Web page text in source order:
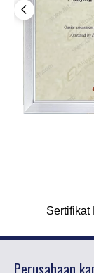
Sertifikat
Perusahaan